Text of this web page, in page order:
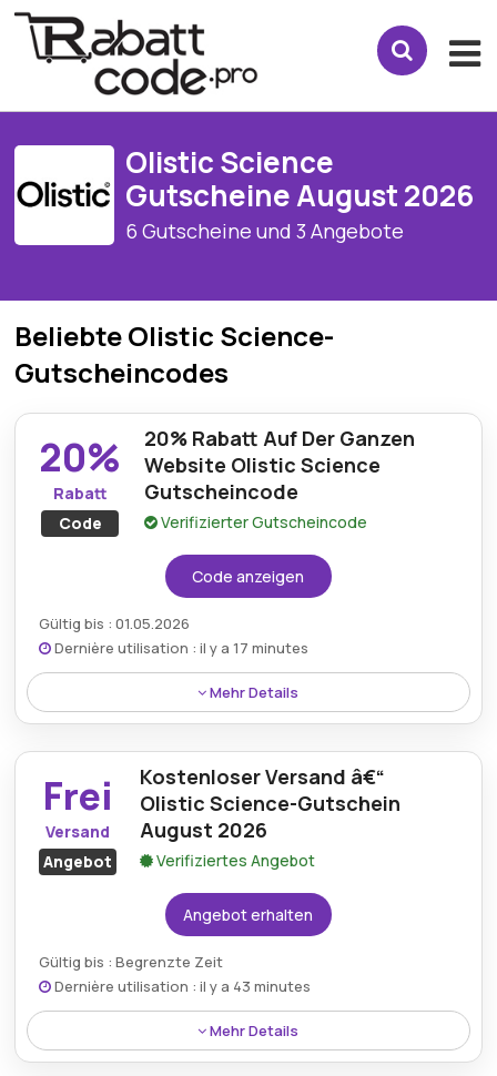
Olistic Science
Gutscheine August 2026
6 Gutscheine und 3 Angebote
Beliebte Olistic Science-
Gutscheincodes
20%
Rabatt
Code
20% Rabatt Auf Der Ganzen
Website Olistic Science
Gutscheincode
Verifizierter Gutscheincode
Code anzeigen
Gültig bis : 01.05.2026
Dernière utilisation : il y a 17 minutes
Mehr Details
Kunden können einen bemerkenswerten Rabatt von
20% auf die gesamte Kollektion genießen, indem sie
beim Bezahlvorgang den Olistic Science Rabattcode
anwenden.
Frei
Versand
Angebot
Kostenloser Versand â€“
Olistic Science-Gutschein
August 2026
Verifiziertes Angebot
Angebot erhalten
Gültig bis : Begrenzte Zeit
Dernière utilisation : il y a 43 minutes
Mehr Details
Profitieren Sie im August 2026 von kostenlosem